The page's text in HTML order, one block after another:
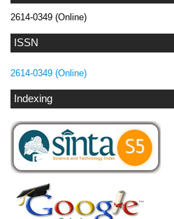
2614-0349 (Online)
ISSN
2614-0349 (Online)
Indexing